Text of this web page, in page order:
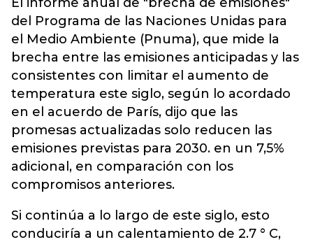
del Programa de las Naciones Unidas para
el Medio Ambiente (Pnuma), que mide la
brecha entre las emisiones anticipadas y las
consistentes con limitar el aumento de
temperatura este siglo, según lo acordado
en el acuerdo de París, dijo que las
promesas actualizadas solo reducen las
emisiones previstas para 2030. en un 7,5%
adicional, en comparación con los
compromisos anteriores.
Si continúa a lo largo de este siglo, esto
conduciría a un calentamiento de 2.7 ° C,